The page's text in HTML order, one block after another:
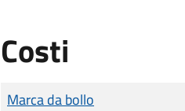
Costi
Tipo di pagamento
Importo
Marca da bollo